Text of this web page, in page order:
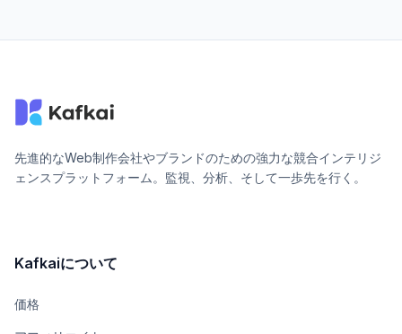
先進的なWeb制作会社やブランドのための強力な競合インテリジ
ェンスプラットフォーム。監視、分析、そして一歩先を行く。
Kafkaiについて
価格